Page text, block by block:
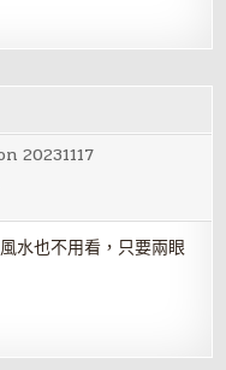
20231117
水也不用看，只要兩眼